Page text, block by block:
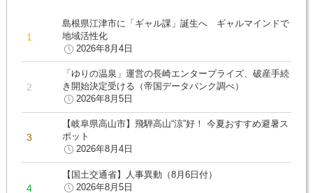
島根県江津市に「ギャル課」誕生へ ギャルマインドで
地域活性化
2026年8月4日
「ゆりの温泉」運営の長崎エンタープライズ、破産手続
き開始決定受ける（帝国データバンク調べ）
2026年8月5日
【岐阜県高山市】飛騨高山“涼”好！ 今夏おすすめ避暑ス
ポット
2026年8月4日
【国土交通省】人事異動（8月6日付）
2026年8月5日